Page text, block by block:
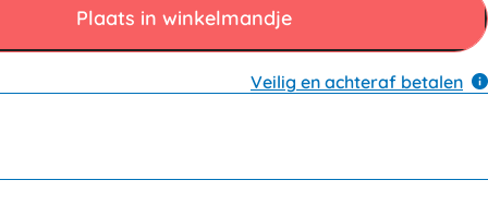
Plaats in winkelmandje
Veilig en achteraf betalen